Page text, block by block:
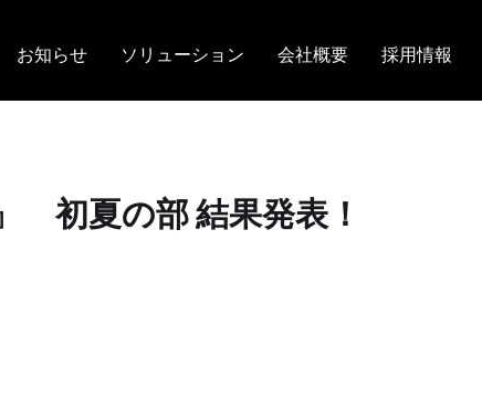
お知らせ ソリューション 会社概要 採用情報
初夏の部 結果発表！